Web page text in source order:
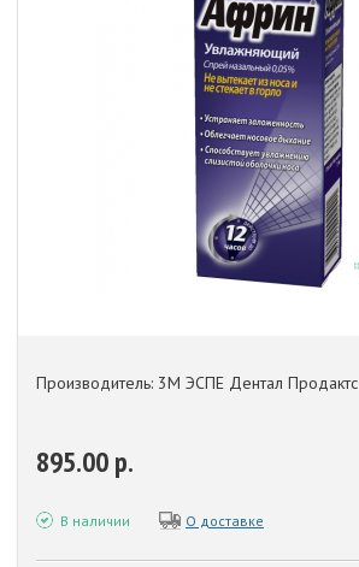
Производитель: 3М ЭСПЕ Дентал Продактс
895.00 р.
В наличии О доставке